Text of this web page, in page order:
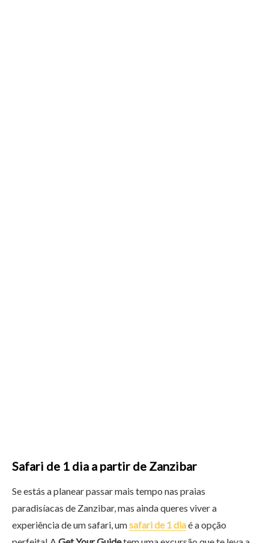
Safari de 1 dia a partir de Zanzibar
Se estás a planear passar mais tempo nas praias
paradisíacas de Zanzibar, mas ainda queres viver a
experiência de um safari, umsafari de 1 diaé a opção